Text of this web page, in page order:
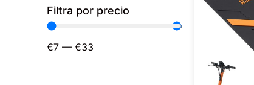
Filtra por precio
€7 —€33